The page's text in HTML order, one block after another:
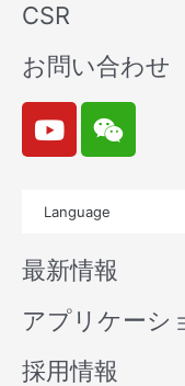
CSR
お問い合わせ
Y
o
u
b
e
W
e
i
n
Language
最新情報
アプリケーシ
採用情報